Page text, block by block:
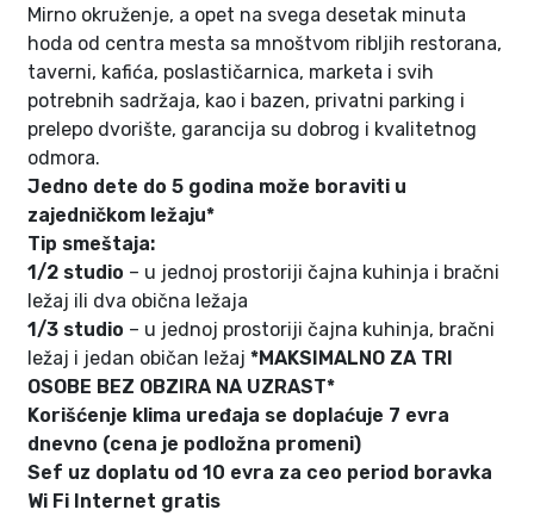
Mirno okruženje, a opet na svega desetak minuta
hoda od centra mesta sa mnoštvom ribljih restorana,
taverni, kafića, poslastičarnica, marketa i svih
potrebnih sadržaja, kao i bazen, privatni parking i
prelepo dvorište, garancija su dobrog i kvalitetnog
odmora.
Jedno dete do 5 godina može boraviti u
zajedničkom ležaju*
Tip smeštaja:
1/2 studio – u jednoj prostoriji čajna kuhinja i bračni
ležaj ili dva obična ležaja
1/3 studio – u jednoj prostoriji čajna kuhinja, bračni
ležaj i jedan običan ležaj *MAKSIMALNO ZA TRI
OSOBE BEZ OBZIRA NA UZRAST*
Korišćenje klima uređaja se doplaćuje 7 evra
dnevno (cena je podložna promeni)
Sef uz doplatu od 10 evra za ceo period boravka
Wi Fi Internet gratis